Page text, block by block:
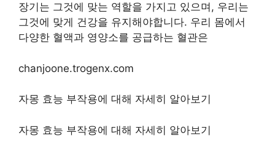
장기는 그것에 맞는 역할을 가지고 있으며, 우리는
그것에 맞게 건강을 유지해야합니다. 우리 몸에서
다양한 혈액과 영양소를 공급하는 혈관은
chanjoone.trogenx.com
자몽 효능 부작용에 대해 자세히 알아보기
자몽 효능 부작용에 대해 자세히 알아보기